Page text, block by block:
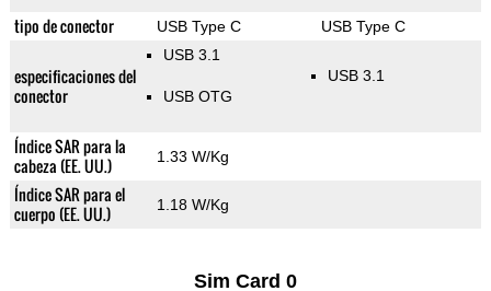
tipo de conector USB Type C USB Type C
especificaciones del
conector
USB 3.1
USB OTG
USB 3.1
Índice SAR para la
cabeza (EE. UU.)
1.33 W/Kg
Índice SAR para el
cuerpo (EE. UU.)
1.18 W/Kg
Sim Card 0